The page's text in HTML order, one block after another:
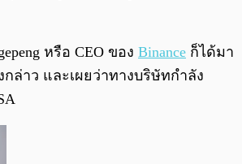
หรือ CEO ของ Binance ก็ได้มา
ล่าว และเผยว่าทางบริษัทกำลัง